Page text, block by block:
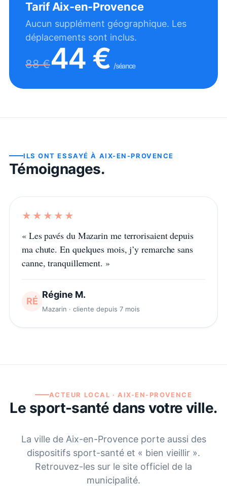
TarifAix-en-Provence
Aucun supplément géographique. Les
déplacements sont inclus.
88€44 € /séance
ILS ONT ESSAYÉ À AIX-EN-PROVENCE
Témoignages.
★★★★★
« Les pavés du Mazarin me terrorisaient depuis
ma chute. En quelques mois, j’y remarche sans
canne, tranquillement. »
RÉ
Régine M.
Mazarin · cliente depuis 7 mois
ACTEUR LOCAL · AIX-EN-PROVENCE
Le sport-santé dans votre ville.
La ville de Aix-en-Provenceporte aussi des
dispositifs sport-santé et « bien vieillir ».
Retrouvez-les sur le site officiel de la
municipalité.